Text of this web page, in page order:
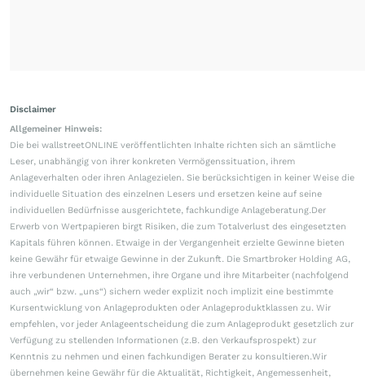
Disclaimer
Allgemeiner Hinweis:
Die bei wallstreetONLINE veröffentlichten Inhalte richten sich an sämtliche
Leser, unabhängig von ihrer konkreten Vermögenssituation, ihrem
Anlageverhalten oder ihren Anlagezielen. Sie berücksichtigen in keiner Weise die
individuelle Situation des einzelnen Lesers und ersetzen keine auf seine
individuellen Bedürfnisse ausgerichtete, fachkundige Anlageberatung.Der
Erwerb von Wertpapieren birgt Risiken, die zum Totalverlust des eingesetzten
Kapitals führen können. Etwaige in der Vergangenheit erzielte Gewinne bieten
keine Gewähr für etwaige Gewinne in der Zukunft. Die Smartbroker Holding AG,
ihre verbundenen Unternehmen, ihre Organe und ihre Mitarbeiter (nachfolgend
auch „wir“ bzw. „uns“) sichern weder explizit noch implizit eine bestimmte
Kursentwicklung von Anlageprodukten oder Anlageproduktklassen zu. Wir
empfehlen, vor jeder Anlageentscheidung die zum Anlageprodukt gesetzlich zur
Verfügung zu stellenden Informationen (z.B. den Verkaufsprospekt) zur
Kenntnis zu nehmen und einen fachkundigen Berater zu konsultieren.Wir
übernehmen keine Gewähr für die Aktualität, Richtigkeit, Angemessenheit,